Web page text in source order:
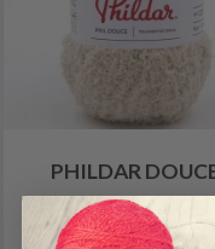
PHILDAR
100% Polyester